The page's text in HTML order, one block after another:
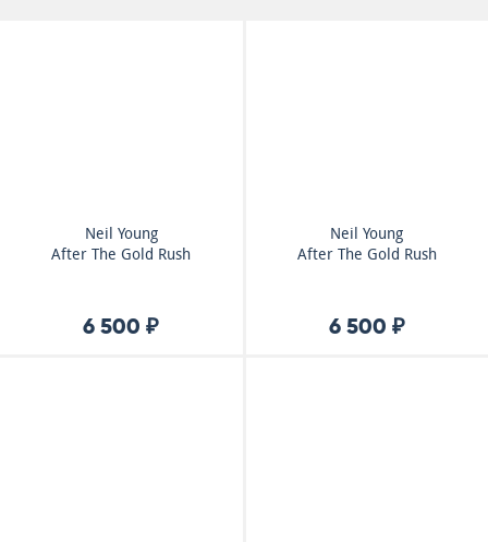
Neil Young
After The Gold Rush
6 500 ₽
Neil Young
After The Gold Rush
6 500 ₽